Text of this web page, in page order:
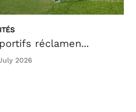
réclamen...
2026